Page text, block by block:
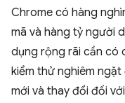
Chrome có hàng
mã và hàng tỷ người
dụng rộng rãi cần có
kiểm thử nghiêm
mới và thay đổi đối